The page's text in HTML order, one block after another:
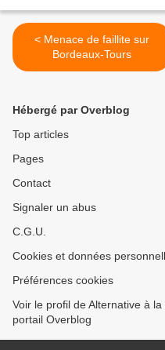
< Menace de faillite sur
Bordeaux-Tours
Hébergé par Overblog
Top articles
Pages
Contact
Signaler un abus
C.G.U.
Cookies et données
Préférences cookies
Voir le profil de Alternative à
portail Overblog